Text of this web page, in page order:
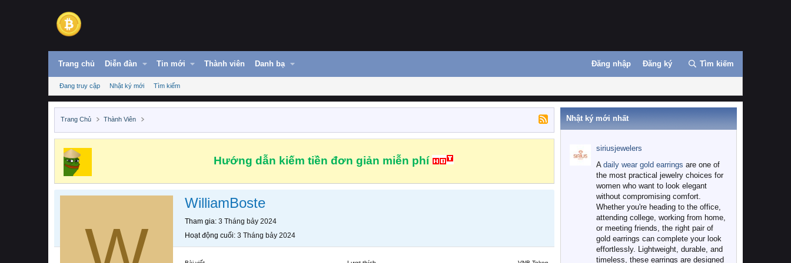
Trang chủ Diễn đàn Tin mới Thành viên Danh bạ Đăng nhập Đăng ký Tìm kiếm
Đang truy cập Nhật ký mới Tìm kiếm
Trang Chủ Thành Viên
Hướng dẫn kiếm tiền đơn giản miễn phí
WilliamBoste
Tham gia 3 Tháng bảy 2024
Hoạt động cuối 3 Tháng bảy 2024
Nhật ký mới nhất
siriusjewelers
A daily wear gold earrings are one of
the most practical jewelry choices for
women who want to look elegant
without compromising comfort.
Whether you're heading to the office,
attending college, working from home,
or meeting friends, the right pair of
gold earrings can complete your look
effortlessly. Lightweight, durable, and
timeless, these earrings are designed